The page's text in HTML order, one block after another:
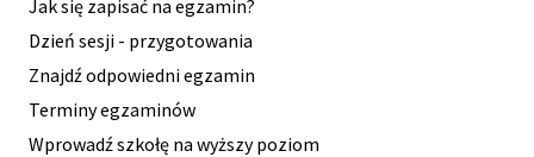
Jak się zapisać na egzamin?
Dzień sesji - przygotowania
Znajdź odpowiedni egzamin
Terminy egzaminów
Wprowadź szkołę na wyższy poziom